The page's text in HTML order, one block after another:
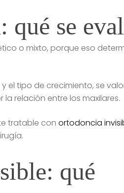
qué se
o mixto, porque eso
el tipo de crecimiento, se
relación entre los maxilares.
tratable conortodoncia
qué